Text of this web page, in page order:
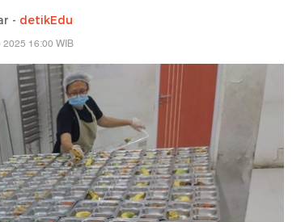
- detikEdu
16:00 WIB